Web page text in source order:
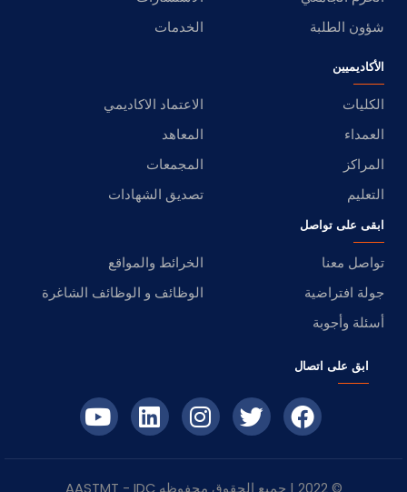
شؤون الطلبة
الخدمات
الأكاديميين
الكليات
الاعتماد الاكاديمي
العمداء
المعاهد
المراكز
المجمعات
التعليم
تصديق الشهادات
ابقى على تواصل
تواصل معنا
الخرائط والمواقع
جولة افتراضية
الوظائف و الوظائف الشاغرة
أسئلة وأجوبة
ابق على اتصال
© 2022 | جميع الحقوق محفوظه IDC
- AASTMT